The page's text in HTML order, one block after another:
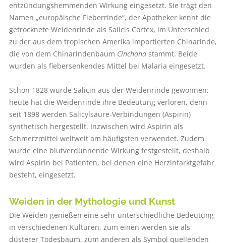
entzündungshemmenden Wirkung eingesetzt. Sie trägt den
Namen „europäische Fieberrinde“, der Apotheker kennt die
getrocknete Weidenrinde als Salicis Cortex, im Unterschied
zu der aus dem tropischen Amerika importierten Chinarinde,
die von dem Chinarindenbaum Cinchonastammt. Beide
wurden als fiebersenkendes Mittel bei Malaria eingesetzt.
Schon 1828 wurde Salicin aus der Weidenrinde gewonnen;
heute hat die Weidenrinde ihre Bedeutung verloren, denn
seit 1898 werden Salicylsäure-Verbindungen (Aspirin)
synthetisch hergestellt. Inzwischen wird Aspirin als
Schmerzmittel weltweit am häufigsten verwendet. Zudem
wurde eine blutverdünnende Wirkung festgestellt, deshalb
wird Aspirin bei Patienten, bei denen eine Herzinfarktgefahr
besteht, eingesetzt.
Weiden in der Mythologie und Kunst
Die Weiden genießen eine sehr unterschiedliche Bedeutung
in verschiedenen Kulturen, zum einen werden sie als
düsterer Todesbaum, zum anderen als Symbol quellenden